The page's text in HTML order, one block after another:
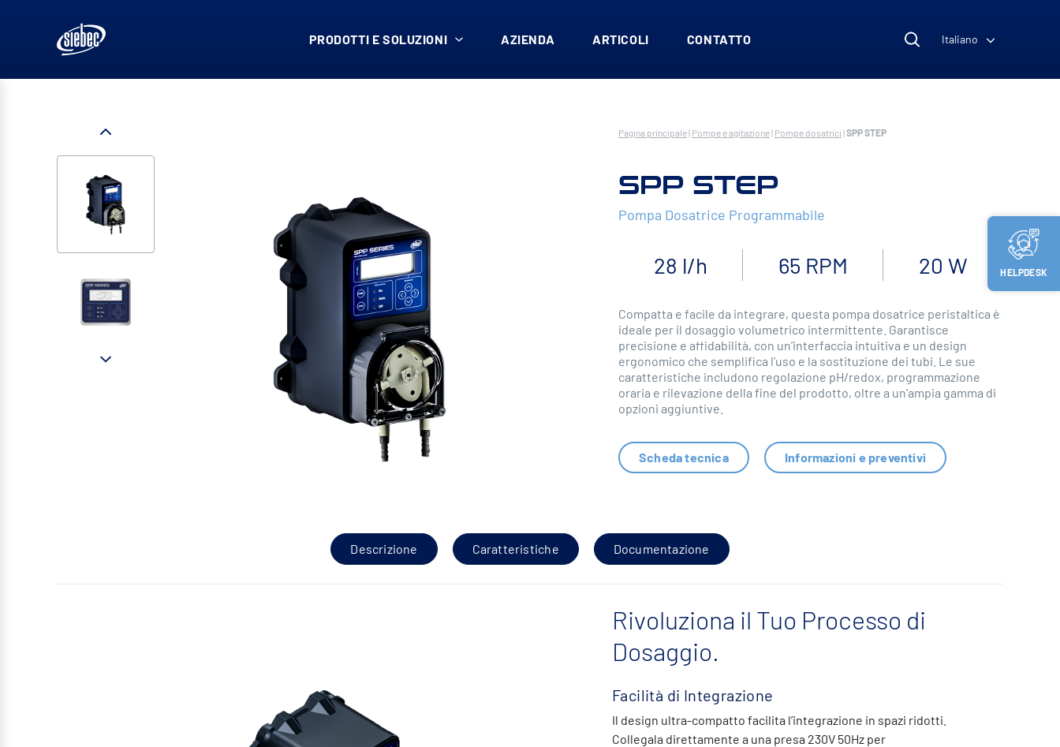
HELPDESK
PRODOTTI E SOLUZIONI AZIENDA ARTICOLI CONTATTO Italiano
Pagina principale| Pompe e agitazione| Pompe dosatrici |SPP STEP
SPP STEP
Pompa Dosatrice Programmabile
28 l/h 65 RPM 20 W
Compatta e facile da integrare, questa pompa dosatrice peristaltica è
ideale per il dosaggio volumetrico intermittente. Garantisce
precisione e affidabilità, con un'interfaccia intuitiva e un design
ergonomico che semplifica l'uso e la sostituzione dei tubi. Le sue
caratteristiche includono regolazione pH/redox, programmazione
oraria e rilevazione della fine del prodotto, oltre a un'ampia gamma di
opzioni aggiuntive.
Scheda tecnica Informazioni e preventivi
Descrizione Caratteristiche Documentazione
Rivoluziona il Tuo Processo di
Dosaggio.
Facilità di Integrazione
Il design ultra-compatto facilita l’integrazione in spazi ridotti.
Collegala direttamente a una presa 230V 50Hz per